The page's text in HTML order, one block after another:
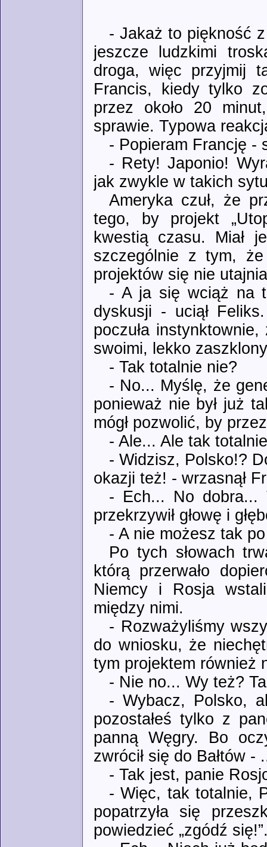
- Jakaż to piękność
jeszcze ludzkimi
droga, więc przyjmij
Francis, kiedy tylko
przez około 20
sprawie. Typowa
- Popieram Francję -
- Rety! Japonio!
jak zwykle w takich
Ameryka czuł, że
tego, by projekt
kwestią czasu. Miał
szczególnie z tym,
projektów się nie
- A ja się wciąż na
dyskusji - uciął
poczuła
swoimi, lekko
- Tak totalnie nie?
- No... Myślę, że
ponieważ nie był już
mógł pozwolić, by
- Ale... Ale tak
- Widzisz, Polsko!?
okazji też! - wrzasnął
- Ech... No dobra...
przekrzywił głowę i
- A nie możesz tak
Po tych słowach
którą przerwało
Niemcy i Rosja
między nimi.
- Rozważyliśmy
do wniosku, że
tym projektem również
- Nie no... Wy też?
- Wybacz, Polsko,
pozostałeś tylko z
panną Węgry. Bo
zwrócił się do Bałtów -
- Tak jest, panie
- Więc, tak totalnie,
popatrzyła się
powiedzieć „zgódź